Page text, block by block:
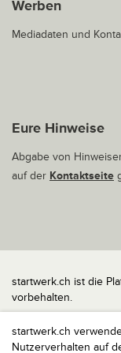
startwerk.ch
Nutzerverhalten auf
Werben
Mediadaten und
Eure Hinweise
Abgabe von
auf der Kontaktseite
startwerk.ch ist die
vorbehalten.
Impressum
Kontakt